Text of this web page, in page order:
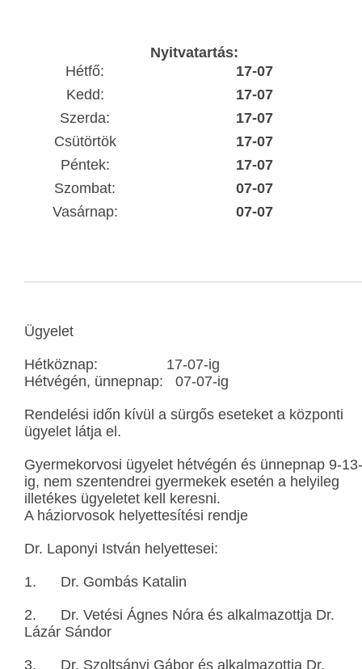
Nyitvatartás:
Hétfő:
17-07
Kedd:
17-07
Szerda:
17-07
Csütörtök
17-07
Péntek:
17-07
Szombat:
07-07
Vasárnap:
07-07
Ügyelet
Hétköznap: 17-07-ig
Hétvégén, ünnepnap: 07-07-ig
Rendelési időn kívül a sürgős eseteket a központi
ügyelet látja el.
Gyermekorvosi ügyelet hétvégén és ünnepnap 9-13-
ig, nem szentendrei gyermekek esetén a helyileg
illetékes ügyeletet kell keresni.
A háziorvosok helyettesítési rendje
Dr. Laponyi István helyettesei:
1. Dr. Gombás Katalin
2. Dr. Vetési Ágnes Nóra és alkalmazottja Dr.
Lázár Sándor
3. Dr. Szoltsányi Gábor és alkalmazottja Dr.